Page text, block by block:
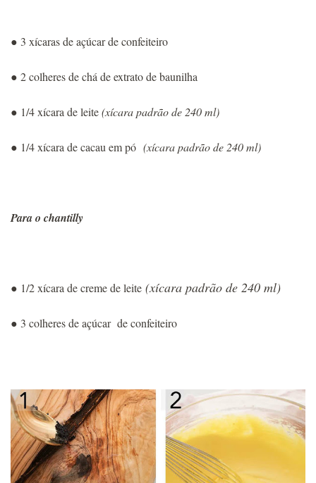
● 3 xícaras de açúcar de confeiteiro
● 2 colheres de chá de extrato de baunilha
● 1/4 xícara de leite(xícara padrão de 240 ml)
● 1/4 xícara de cacau em pó (xícara padrão de 240 ml)
Para o chantilly
● 1/2 xícara de creme de leite (xícara padrão de 240 ml)
● 3 colheres de açúcar de confeiteiro